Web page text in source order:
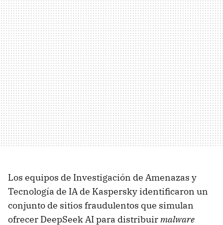
Los equipos de Investigación de Amenazas y
Tecnología de IA de Kaspersky identificaron un
conjunto de sitios fraudulentos que simulan
ofrecer DeepSeek AI para distribuirmalware